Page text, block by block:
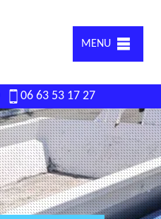
MENU
06 63 53 17 27